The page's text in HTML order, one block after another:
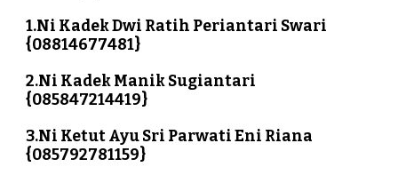
1.Ni Kadek Dwi Ratih Periantari Swari
{08814677481}
2.Ni Kadek Manik Sugiantari
{085847214419}
3.Ni Ketut Ayu Sri Parwati Eni Riana
{085792781159}